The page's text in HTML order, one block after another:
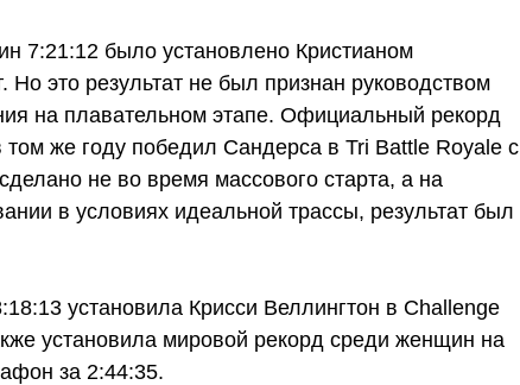
7:21:12 было установлено Кристианом
это результат не был признан руководством
на плавательном этапе. Официальный рекорд
же году победил Сандерса в Tri Battle Royale с
не во время массового старта, а на
в условиях идеальной трассы, результат был
установила Крисси Веллингтон в Challenge
установила мировой рекорд среди женщин на
за 2:44:35.